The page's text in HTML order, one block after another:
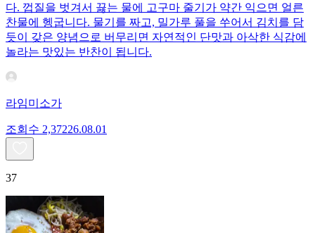
다. 껍질을 벗겨서 끓는 물에 고구마 줄기가 약간 익으면 얼른
찬물에 헹굽니다. 물기를 짜고, 밀가루 풀을 쑤어서 김치를 담
듯이 갖은 양념으로 버무리면 자연적인 단맛과 아삭한 식감에
놀라는 맛있는 반찬이 됩니다.
라임미소가
조회수 2,37226.08.01
37